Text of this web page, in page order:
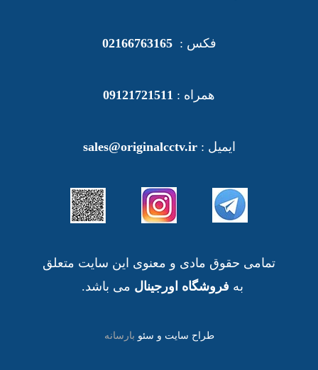
فکس :02166763165
همراه : 09121721511
ایمیل :sales@originalcctv.ir
تمامی حقوق مادی و معنوی این سایت متعلق
به فروشگاه اورجینال می باشد.
طراح سایت و سئو بارسانه